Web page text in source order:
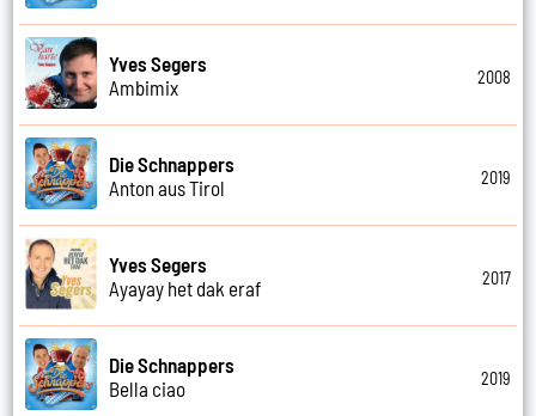
Yves Segers
Ambimix
2008
Die Schnappers
Anton aus Tirol
2019
Yves Segers
Ayayay het dak eraf
2017
Die Schnappers
Bella ciao
2019